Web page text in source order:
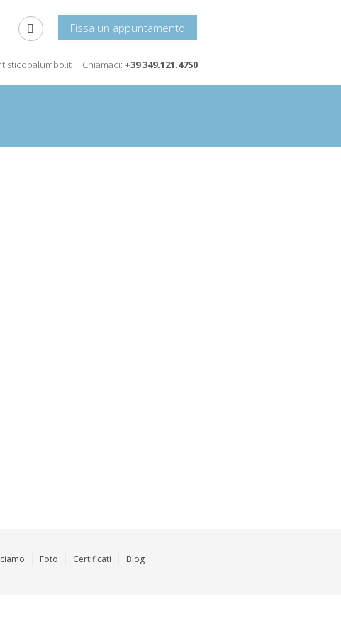
Fissa un appuntamento
Chiamaci: +39 349.121.4750
Foto Certificati
Blog